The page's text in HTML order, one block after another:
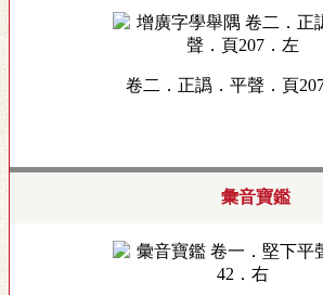
卷二．正譌．平聲．頁
彙音寶鑑